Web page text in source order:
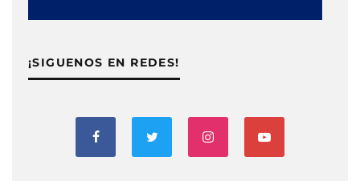
¡SIGUENOS EN REDES!